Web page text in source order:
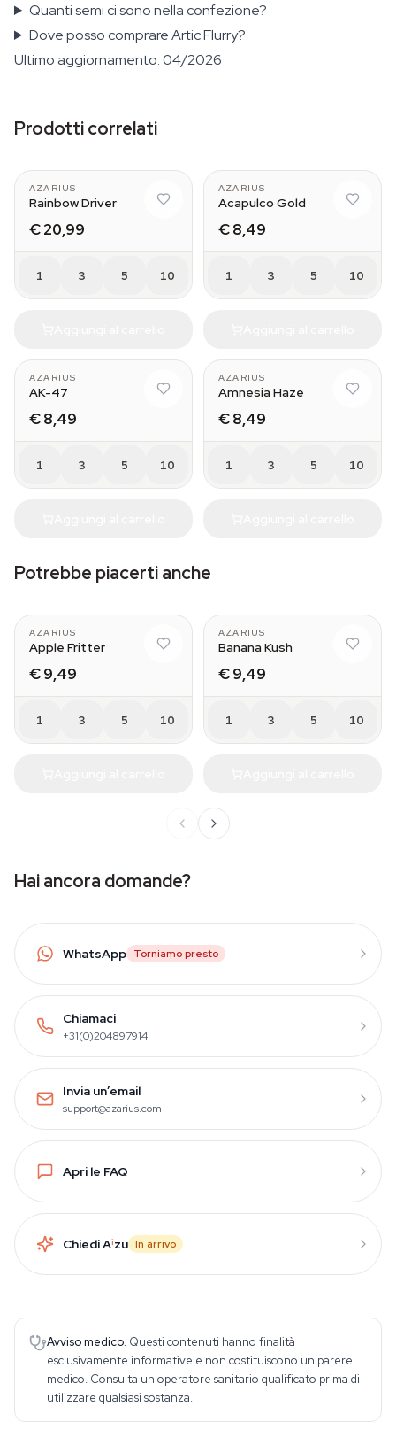
Quanti semi ci sono nella confezione?
Dove posso comprare Artic Flurry?
Ultimo aggiornamento: 04/2026
Prodotti correlati
AZARIUS
Rainbow Driver
€ 20,99
1 3 5 10
AZARIUS
Acapulco Gold
€ 8,49
1 3 5 10
AZARIUS
AK-47
€ 8,49
1 3 5 10
AZARIUS
Amnesia Haze
€ 8,49
1 3 5 10
Potrebbe piacerti anche
AZARIUS
Apple Fritter
€ 9,49
1 3 5 10
AZARIUS
Banana Kush
€ 9,49
1 3 5 10
Hai ancora domande?
WhatsApp Torniamo presto
Chiamaci
+31(0)204897914
Invia un’email
support@azarius.com
Apri le FAQ
Chiedi Aizu In arrivo
Avviso medico. Questi contenuti hanno finalità
esclusivamente informative e non costituiscono un parere
medico. Consulta un operatore sanitario qualificato prima di
utilizzare qualsiasi sostanza.